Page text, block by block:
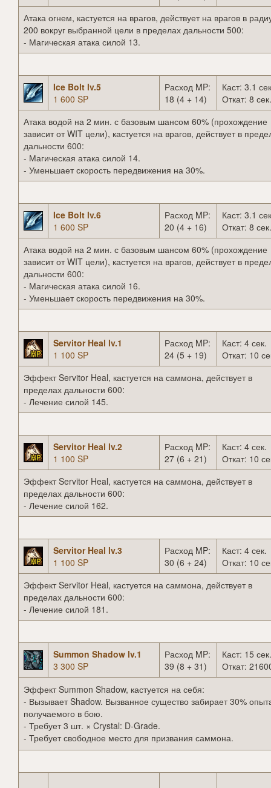
Атака огнем, кастуется на врагов, действует на врагов в
200 вокруг выбранной цели в пределах дальности 500:
- Магическая атака силой 13.
Ice Bolt lv.5
1 600 SP
Расход MP:
18 (4 + 14)
Каст: 3.1
Откат: 8 сек.
Атака водой на 2 мин. с базовым шансом 60% (прохождение
зависит от WIT цели), кастуется на врагов, действует в
дальности 600:
- Магическая атака силой 14.
- Уменьшает скорость передвижения на 30%.
Ice Bolt lv.6
1 600 SP
Расход MP:
20 (4 + 16)
Каст: 3.1
Откат: 8 сек.
Атака водой на 2 мин. с базовым шансом 60% (прохождение
зависит от WIT цели), кастуется на врагов, действует в
дальности 600:
- Магическая атака силой 16.
- Уменьшает скорость передвижения на 30%.
Servitor Heal lv.1
1 100 SP
Расход MP:
24 (5 + 19)
Каст: 4 сек.
Откат: 10
Эффект Servitor Heal, кастуется на саммона, действует в
пределах дальности 600:
- Лечение силой 145.
Servitor Heal lv.2
1 100 SP
Расход MP:
27 (6 + 21)
Каст: 4 сек.
Откат: 10
Эффект Servitor Heal, кастуется на саммона, действует в
пределах дальности 600:
- Лечение силой 162.
Servitor Heal lv.3
1 100 SP
Расход MP:
30 (6 + 24)
Каст: 4 сек.
Откат: 10
Эффект Servitor Heal, кастуется на саммона, действует в
пределах дальности 600:
- Лечение силой 181.
Summon Shadow lv.1
3 300 SP
Расход MP:
39 (8 + 31)
Каст: 15 сек.
Откат:
Эффект Summon Shadow, кастуется на себя:
- Вызывает Shadow. Вызванное существо забирает 30%
получаемого в бою.
- Требует 3 шт. × Crystal: D-Grade.
- Требует свободное место для призвания саммона.